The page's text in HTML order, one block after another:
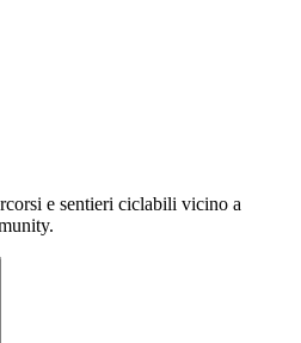
e sentieri ciclabili vicino a